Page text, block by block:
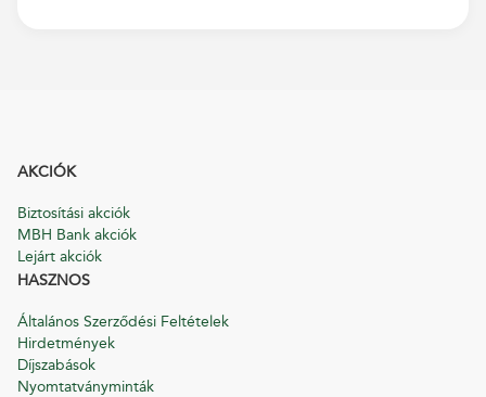
AKCIÓK
Biztosítási akciók
MBH Bank akciók
Lejárt akciók
HASZNOS
Általános Szerződési Feltételek
Hirdetmények
Díjszabások
Nyomtatványminták